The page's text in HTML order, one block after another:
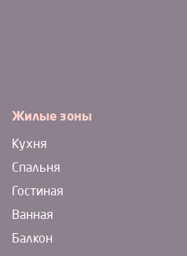
Жилые зоны
Кухня
Спальня
Гостиная
Ванная
Балкон